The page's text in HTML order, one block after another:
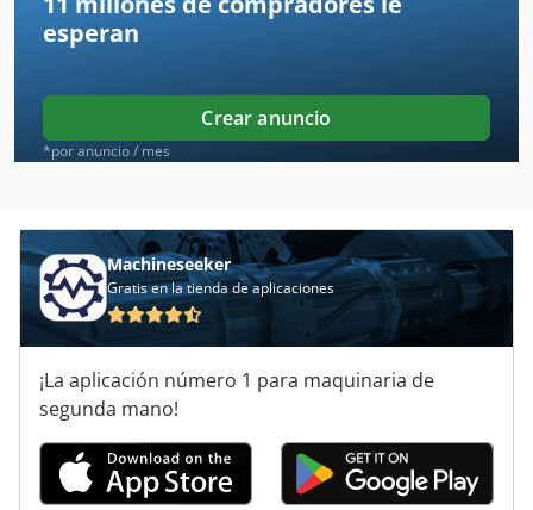
Hbs 470
International 433
International 633
Kobelco Sk 007
Kobelco Sk 330 Lc
Maquina De Herramienta
Mb 322
Máquina De La Construcción
Tablón De
esperan
Crear anuncio
*por anuncio / mes
Machineseeker
Gratis en la tienda de aplicaciones
¡La aplicación número 1 para maquinaria de
segunda mano!